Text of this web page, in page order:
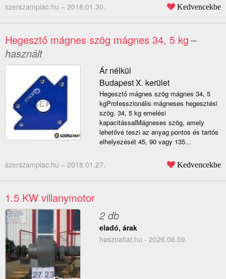
szerszampiac.hu – 2018.01.30. Kedvencekbe
Hegesztő mágnes szög mágnes 34, 5 kg–
használt
Ár nélkül
Budapest X. kerület
Hegesztő mágnes szög mágnes 34, 5
kgProfesszionális mágneses hegesztési
szög, 34, 5 kg emelési
kapacitássalMágneses szög, amely
lehetővé teszi az anyag pontos és tartós
elhelyezését 45, 90 vagy 135...
szerszampiac.hu – 2018.01.27. Kedvencekbe
1.5 KW villanymotor
2 db
eladó, árak
hasznaltat.hu - 2026.08.09.